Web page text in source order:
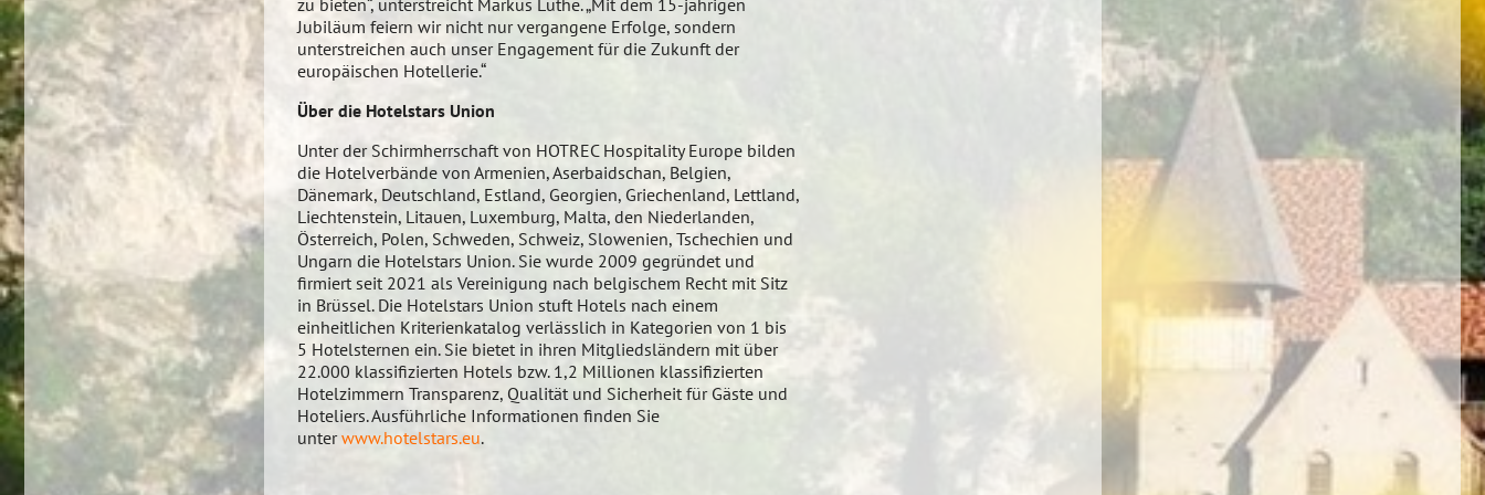
zu bieten“, unterstreicht Markus Luthe. „Mit dem 15-jährigen
Jubiläum feiern wir nicht nur vergangene Erfolge, sondern
unterstreichen auch unser Engagement für die Zukunft der
europäischen Hotellerie.“
Über die Hotelstars Union
Unter der Schirmherrschaft von HOTREC Hospitality Europe bilden
die Hotelverbände von Armenien, Aserbaidschan, Belgien,
Dänemark, Deutschland, Estland, Georgien, Griechenland, Lettland,
Liechtenstein, Litauen, Luxemburg, Malta, den Niederlanden,
Österreich, Polen, Schweden, Schweiz, Slowenien, Tschechien und
Ungarn die Hotelstars Union. Sie wurde 2009 gegründet und
firmiert seit 2021 als Vereinigung nach belgischem Recht mit Sitz
in Brüssel. Die Hotelstars Union stuft Hotels nach einem
einheitlichen Kriterienkatalog verlässlich in Kategorien von 1 bis
5 Hotelsternen ein. Sie bietet in ihren Mitgliedsländern mit über
22.000 klassifizierten Hotels bzw. 1,2 Millionen klassifizierten
Hotelzimmern Transparenz, Qualität und Sicherheit für Gäste und
Hoteliers. Ausführliche Informationen finden Sie
unterwww.hotelstars.eu.